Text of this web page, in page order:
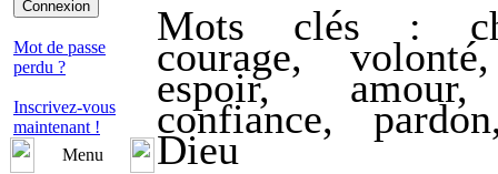
Mot de passe
perdu ?
Inscrivez-vous
maintenant !
Menu
Mots clés :
courage,
espoir, amour,
confiance,
Dieu